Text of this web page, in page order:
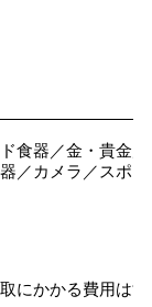
食器／金・貴金
／カメラ／スポ
にかかる費用は